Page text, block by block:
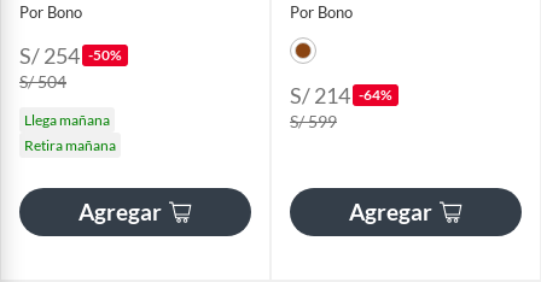
Por Bono
S/ 254 -50%
S/ 504
Llega mañana
Retira mañana
Agregar
Por Bono
S/ 214 -64%
S/ 599
Agregar